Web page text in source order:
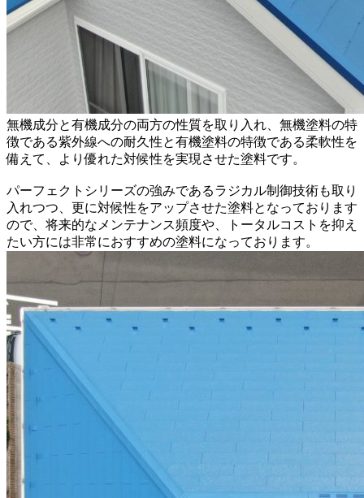
無機成分と有機成分の両方の性質を取り入れ、無機塗料の特
徴である紫外線への耐久性と有機塗料の特徴である柔軟性を
備えて、より優れた対候性を実現させた塗料です。
パーフェクトシリーズの強みであるラジカル制御技術も取り
入れつつ、更に対候性をアップさせた塗料となっております
ので、将来的なメンテナンス頻度や、トータルコストを抑え
たい方には非常におすすめの塗料になっております。